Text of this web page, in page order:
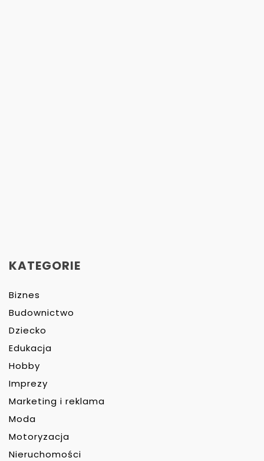
KATEGORIE
Biznes
Budownictwo
Dziecko
Edukacja
Hobby
Imprezy
Marketing i reklama
Moda
Motoryzacja
Nieruchomości